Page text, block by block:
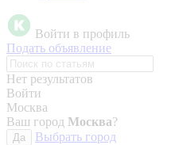
Войти в профиль
Подать объявление
Нет результатов
Войти
Москва
Ваш город Москва?
Да
Выбрать город